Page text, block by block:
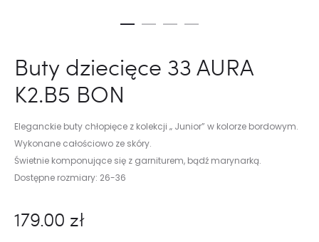
Buty dziecięce 33 AURA
K2.B5 BON
Eleganckie buty chłopięce z kolekcji „ Junior” w kolorze bordowym.
Wykonane całościowo ze skóry.
Świetnie komponujące się z garniturem, bądź marynarką.
Dostępne rozmiary: 26-36
179.00 zł